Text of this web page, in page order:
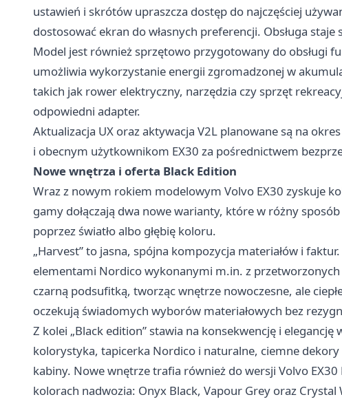
ustawień i skrótów upraszcza dostęp do najczęściej
dostosować ekran do własnych preferencji. Obsługa
Model jest również sprzętowo przygotowany do obsługi
umożliwia wykorzystanie energii zgromadzonej w
takich jak rower elektryczny, narzędzia czy sprzęt
odpowiedni adapter.
Aktualizacja UX oraz aktywacja V2L planowane są na
i obecnym użytkownikom EX30 za pośrednictwem
Nowe wnętrza i oferta Black Edition
Wraz z nowym rokiem modelowym Volvo EX30 zyskuje
gamy dołączają dwa nowe warianty, które w różny
poprzez światło albo głębię koloru.
„Harvest” to jasna, spójna kompozycja materiałów i
elementami Nordico wykonanymi m.in. z
czarną podsufitką, tworząc wnętrze nowoczesne, ale
oczekują świadomych wyborów materiałowych bez
Z kolei „Black edition” stawia na konsekwencję i
kolorystyka, tapicerka Nordico i naturalne, ciemne
kabiny. Nowe wnętrze trafia również do wersji Volvo
kolorach nadwozia: Onyx Black, Vapour Grey oraz Crystal